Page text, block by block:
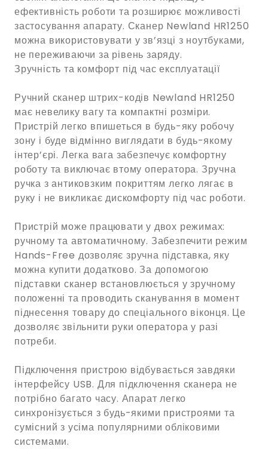
ефективність роботи та розширює можливості
застосування апарату. Сканер Newland HR1250
можна використовувати у зв’язці з ноутбуками,
не переживаючи за рівень заряду.
Зручність та комфорт під час експлуатації
Ручний сканер штрих-кодів Newland HR1250
має невелику вагу та компактні розміри.
Пристрій легко впишеться в будь-яку робочу
зону і буде відмінно виглядати в будь-якому
інтер’єрі. Легка вага забезпечує комфортну
роботу та виключає втому оператора. Зручна
ручка з антиковзким покриттям легко лягає в
руку і не викликає дискомфорту під час роботи.
Пристрій може працювати у двох режимах:
ручному та автоматичному. Забезпечити режим
Hands-Free дозволяє зручна підставка, яку
можна купити додатково. За допомогою
підставки сканер встановлюється у зручному
положенні та проводить сканування в момент
піднесення товару до спеціального віконця. Це
дозволяє звільнити руки оператора у разі
потреби.
Підключення пристрою відбувається завдяки
інтерфейсу USB. Для підключення сканера не
потрібно багато часу. Апарат легко
синхронізується з будь-якими пристроями та
сумісний з усіма популярними обліковими
системами.